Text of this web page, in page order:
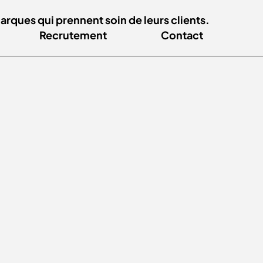
qui prennent soin de leurs clients.
Recrutement
Contact